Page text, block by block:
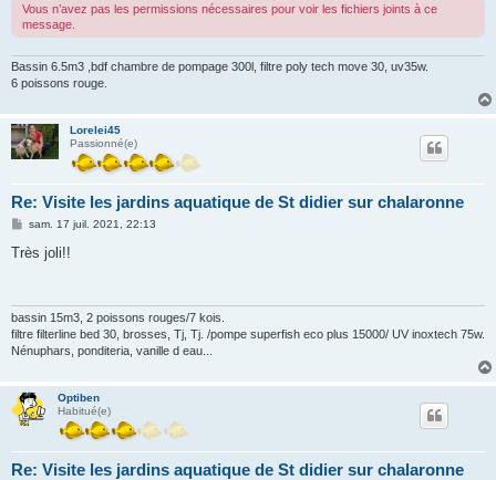
Vous n’avez pas les permissions nécessaires pour voir les fichiers joints à ce
message.
Bassin 6.5m3 ,bdf chambre de pompage 300l, filtre poly tech move 30, uv35w.
6 poissons rouge.
Lorelei45
Passionné(e)
Re: Visite les jardins aquatique de St didier sur chalaronne
M
s
sam. 17 juil. 2021, 22:13
Très joli!!
bassin 15m3, 2 poissons rouges/7 kois.
filtre filterline bed 30, brosses, Tj, Tj. /pompe superfish eco plus 15000/ UV inoxtech 75w.
Nénuphars, ponditeria, vanille d eau...
Optiben
Habitué(e)
Re: Visite les jardins aquatique de St didier sur chalaronne